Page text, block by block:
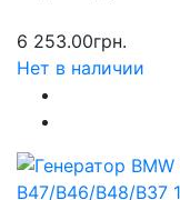
6 253.00грн.
Нет в наличии